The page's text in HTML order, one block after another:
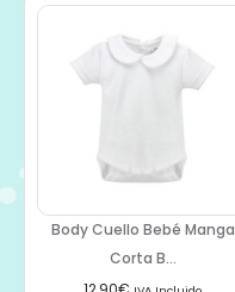
Body Cuello Bebé Manga
Corta B...